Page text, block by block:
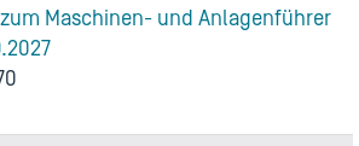
Maschinen- und Anlagenführer